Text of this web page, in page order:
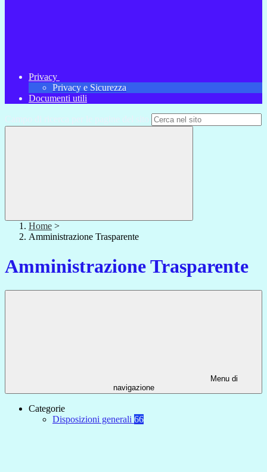
Privacy
Privacy e Sicurezza
Documenti utili
Campo di ricerca per le pagine del sito
Home >
Amministrazione Trasparente
Amministrazione Trasparente
Menu di
navigazione
Categorie
Disposizioni generali 66